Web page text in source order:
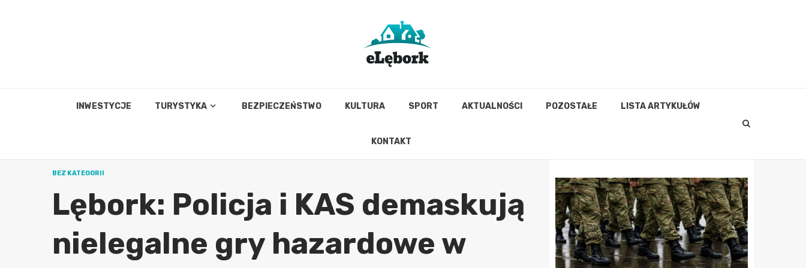
INWESTYCJE TURYSTYKA BEZPIECZEŃSTWO KULTURA SPORT AKTUALNOŚCI POZOSTAŁE LISTA ARTYKUŁÓW
KONTAKT
BEZ KATEGORII
Lębork: Policja i KAS demaskują
nielegalne gry hazardowe w